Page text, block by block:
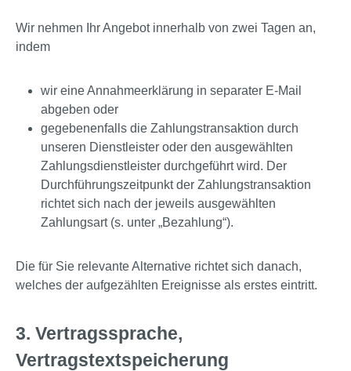
Wir nehmen Ihr Angebot innerhalb von zwei Tagen an,
indem
wir eine Annahmeerklärung in separater E-Mail
abgeben oder
gegebenenfalls die Zahlungstransaktion durch
unseren Dienstleister oder den ausgewählten
Zahlungsdienstleister durchgeführt wird. Der
Durchführungszeitpunkt der Zahlungstransaktion
richtet sich nach der jeweils ausgewählten
Zahlungsart (s. unter „Bezahlung“).
Die für Sie relevante Alternative richtet sich danach,
welches der aufgezählten Ereignisse als erstes eintritt.
3. Vertragssprache,
Vertragstextspeicherung